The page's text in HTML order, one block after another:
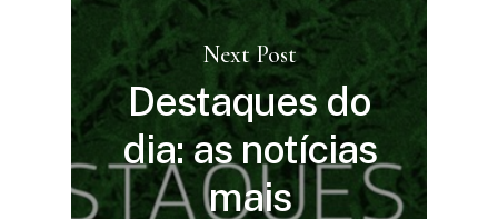
Next Post
Destaques do
dia: as notícias
mais